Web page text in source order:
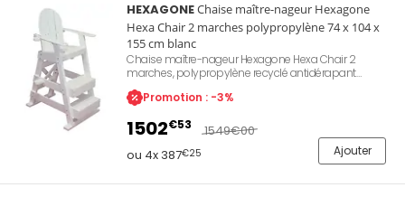
HEXAGONEChaise maître-nageur Hexagone
Hexa Chair 2 marches polypropylène 74 x 104 x
155 cm blanc
Chaise maître-nageur Hexagone Hexa Chair 2
marches, polypropylène recyclé antidérapant
résistant au chlore et à l'eau de mer, hauteur d'assise
100 cm, dimensions 76 x 104 x 155 cm, poids 50 kg,
flottante, coloris blanc. Référence Hexagone
Promotion : -3%
1502€53 1549€00
ou 4x 387€25 Ajouter